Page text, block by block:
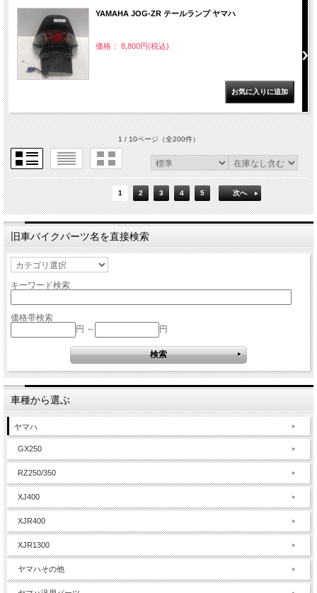
YAMAHA JOG-ZR テールランプ ヤマハ
価格： 8,800円(税込)
1 / 10ページ（全200件）
1 2 3 4 5 次へ
旧車バイクパーツ名を直接検索
キーワード検索
価格帯検索
円 ～
円
車種から選ぶ
ヤマハ
GX250
RZ250/350
XJ400
XJR400
XJR1300
ヤマハその他